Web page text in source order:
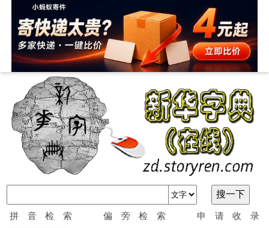
拼音检索 偏旁检索 申请收录